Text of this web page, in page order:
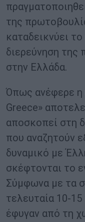
της
καταδεικνύει
διερεύνηση της
στην Ελλάδα.
Όπως ανέφερε η
Greece»
αποσκοπεί στη
που αναζητούν
δυναμικό με
σκέφτονται το
Σύμφωνα με τα
τελευταία 10-
έφυγαν από τη